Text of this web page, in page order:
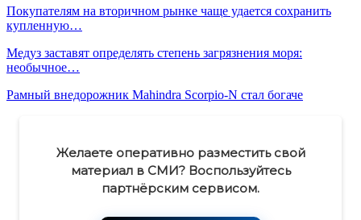
Покупателям на вторичном рынке чаще удается сохранить
купленную…
Медуз заставят определять степень загрязнения моря:
необычное…
Рамный внедорожник Mahindra Scorpio-N стал богаче
Желаете оперативно разместить свой
материал в СМИ? Воспользуйтесь
партнёрским сервисом.